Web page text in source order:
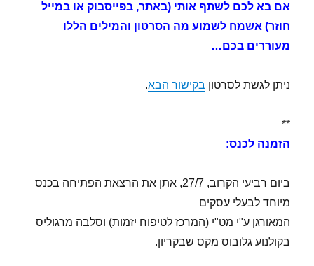
אם בא לכם לשתף אותי (באתר, בפייסבוק או במייל
חוזר) אשמח לשמוע מה הסרטון והמילים הללו
מעוררים בכם…
ניתן לגשת לסרטון בקישור הבא.
**
הזמנה לכנס:
ביום רביעי הקרוב, 27/7, אתן את הרצאת הפתיחה בכנס
מיוחד לבעלי עסקים
המאורגן ע"י מט"י (המרכז לטיפוח יזמות) וסלבה מרגוליס
בקולנוע גלובוס מקס שבקריון.